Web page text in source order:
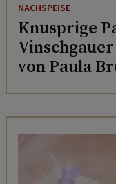
NACHSPEISE
Knusprige
von Paula